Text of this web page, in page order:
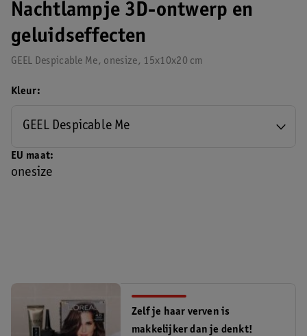
Nachtlampje 3D-ontwerp en
geluidseffecten
GEEL Despicable Me, onesize, 15x10x20 cm
EU maat
onesize
Kleur
GEEL Despicable Me
Zelf je haar verven is
makkelijker dan je denkt!